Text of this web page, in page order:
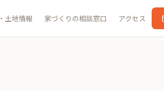
土地情報 家づくりの相談窓口 アクセス